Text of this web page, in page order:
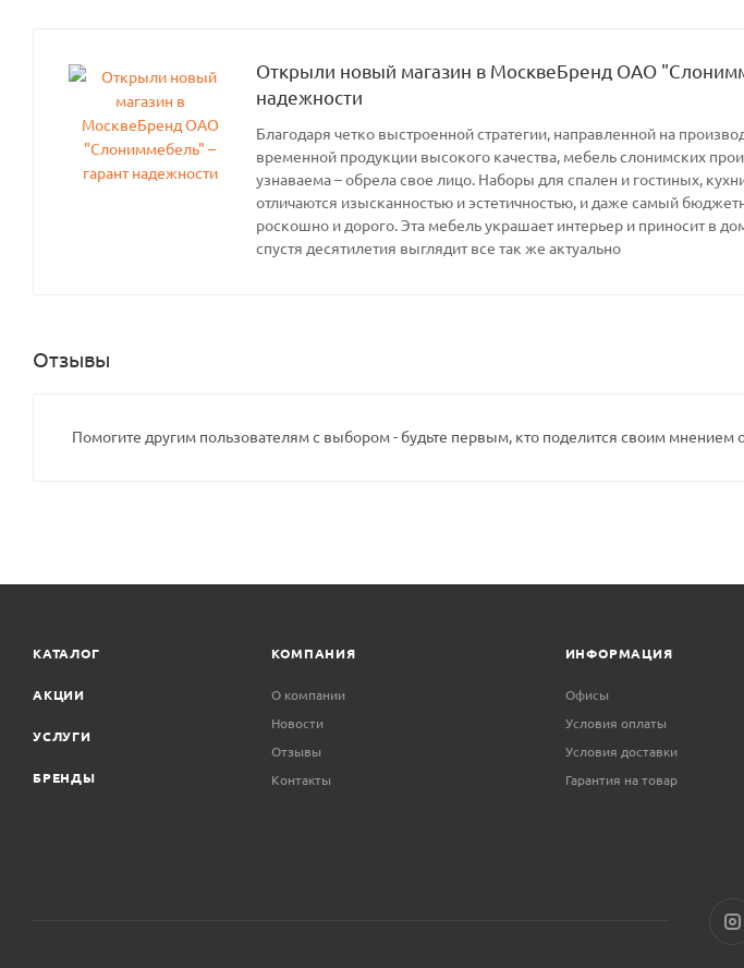
Открыли новый магазин в МосквеБренд ОАО
надежности
Благодаря четко выстроенной стратегии, направленной на
временной продукции высокого качества, мебель слонимских
узнаваема – обрела свое лицо. Наборы для спален и гостиных,
отличаются изысканностью и эстетичностью, и даже самый
роскошно и дорого. Эта мебель украшает интерьер и приносит в
спустя десятилетия выглядит все так же актуально
Отзывы
Помогите другим пользователям с выбором - будьте первым, кто поделится своим мнением
КАТАЛОГ
АКЦИИ
УСЛУГИ
БРЕНДЫ
КОМПАНИЯ
О компании
Новости
Отзывы
Контакты
ИНФОРМАЦИЯ
Офисы
Условия оплаты
Условия доставки
Гарантия на товар